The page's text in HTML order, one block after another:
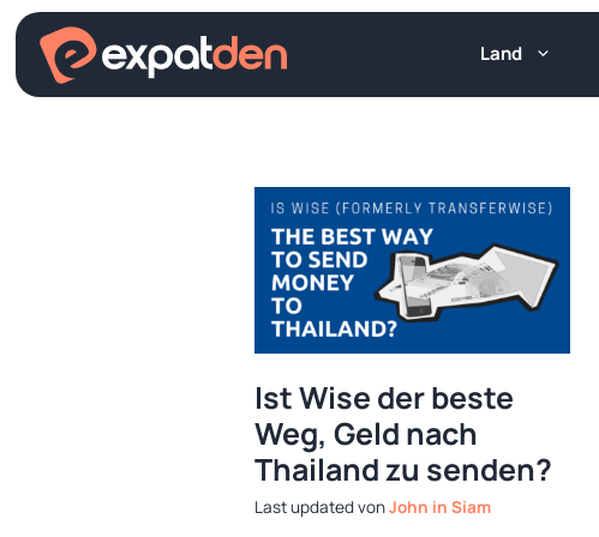
Zum
Inhalt
springen
Land
Ist Wise der beste
Weg, Geld nach
Thailand zu senden?
vonJohn in Siam